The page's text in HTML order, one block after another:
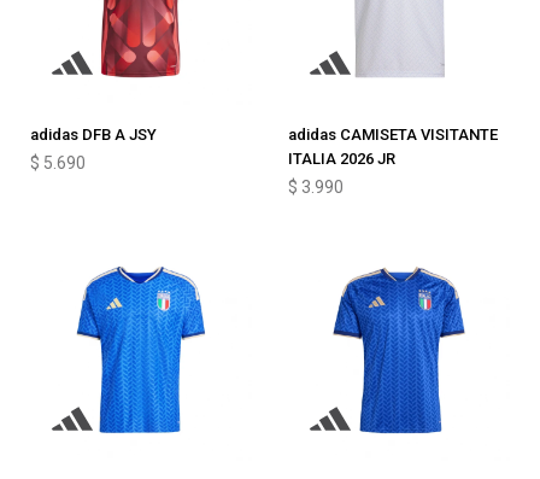
adidas DFB A JSY
$ 5.690
adidas CAMISETA VISITANTE
ITALIA 2026 JR
$ 3.990